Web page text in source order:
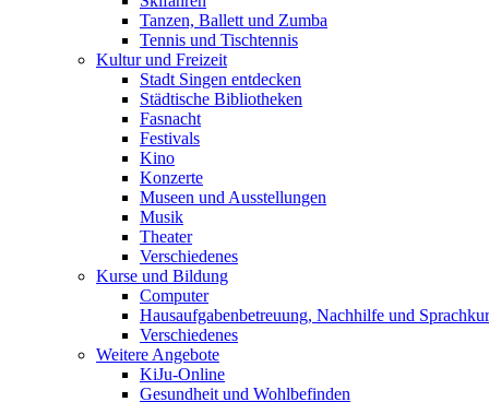
Tanzen, Ballett und Zumba
Tennis und Tischtennis
Kultur und Freizeit
Stadt Singen entdecken
Städtische Bibliotheken
Fasnacht
Festivals
Kino
Konzerte
Museen und Ausstellungen
Musik
Theater
Verschiedenes
Kurse und Bildung
Computer
Hausaufgabenbetreuung, Nachhilfe und
Verschiedenes
Weitere Angebote
KiJu-Online
Gesundheit und Wohlbefinden